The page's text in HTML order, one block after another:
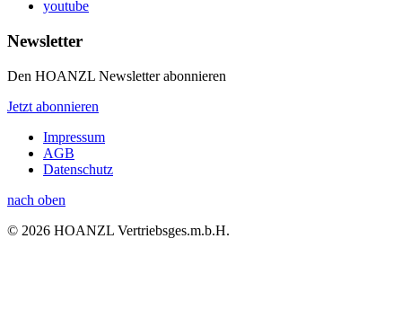
youtube
Newsletter
Den HOANZL Newsletter abonnieren
Jetzt abonnieren
Impressum
AGB
Datenschutz
nach oben
© 2026 HOANZL Vertriebsges.m.b.H.